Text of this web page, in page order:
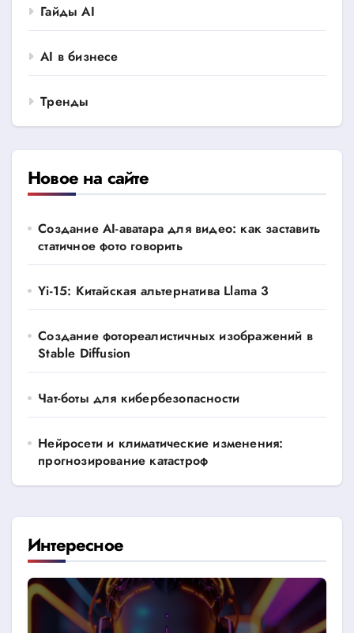
Гайды AI
AI в бизнесе
Тренды
Новое на сайте
Создание AI-аватара для видео: как заставить
статичное фото говорить
Yi-15: Китайская альтернатива Llama 3
Создание фотореалистичных изображений в
Stable Diffusion
Чат-боты для кибербезопасности
Нейросети и климатические изменения:
прогнозирование катастроф
Интересное